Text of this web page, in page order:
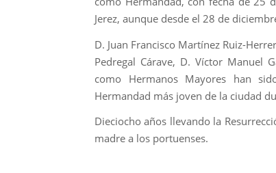
Jerez, aunque desde el 28 de
D. Juan Francisco Martínez Ruiz-
Pedregal Cárave, D. Víctor Manuel
como Hermanos Mayores han
Hermandad más joven de la ciudad
Dieciocho años llevando la
madre a los portuenses.